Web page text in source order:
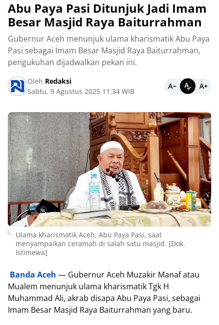
Abu Paya Pasi Ditunjuk Jadi Imam
Besar Masjid Raya Baiturrahman
Gubernur Aceh menunjuk ulama kharismatik Abu Paya
Pasi sebagai Imam Besar Masjid Raya Baiturrahman,
pengukuhan dijadwalkan pekan ini.
Oleh Redaksi
Sabtu, 9 Agustus 2025 11:34 WIB
Ulama kharismatik Aceh, Abu Paya Pasi, saat
menyampaikan ceramah di salah satu masjid. [Dok.
Istimewa]
Banda Aceh — Gubernur Aceh Muzakir Manaf atau
Mualem menunjuk ulama kharismatik Tgk H
Muhammad Ali, akrab disapa Abu Paya Pasi, sebagai
Imam Besar Masjid Raya Baiturrahman yang baru.